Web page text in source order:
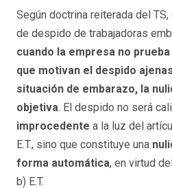
Según doctrina reiterada del
de despido de trabajadoras
cuando la empresa no
que motivan el despido
situación de embarazo, la
objetiva. El despido no será
improcedente a la luz del
E.T., sino que constituye una
forma automática, en virtud
b) E.T.